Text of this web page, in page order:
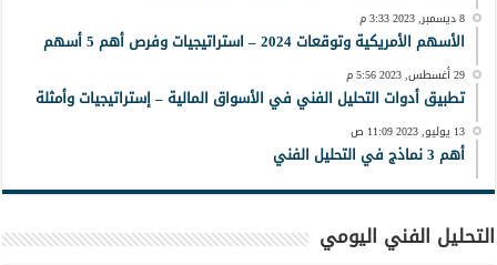
8 ديسمبر, 2023 3:33 م
الأسهم الأمريكية وتوقعات 2024 – استراتيجيات وفرص أهم 5 أسهم
29 أغسطس, 2023 5:56 م
تطبيق أدوات التحليل الفني في الأسواق المالية – إستراتيجيات وأمثلة
13 يوليو, 2023 11:09 ص
أهم 3 نماذج في التحليل الفني
التحليل الفني اليومي